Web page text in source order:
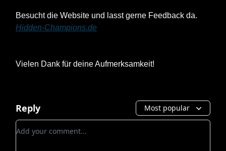
Besucht die Website und lasst gerne Feedback da.
Hidden-Champions.de
Vielen Dank für deine Aufmerksamkeit!
Reply Most popular
Add your comment